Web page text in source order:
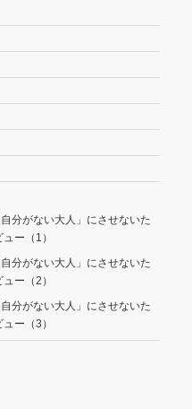
分がない大人」にさせないた
ー（1）
分がない大人」にさせないた
ー（2）
分がない大人」にさせないた
ー（3）